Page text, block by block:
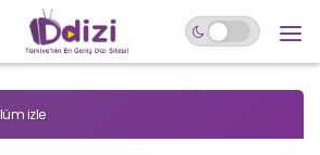
izle